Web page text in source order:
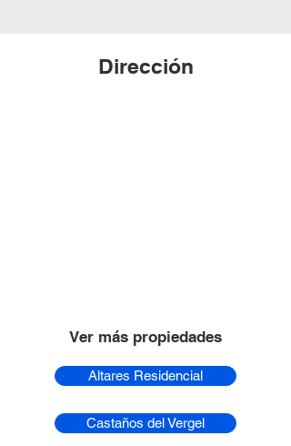
Dirección
Ver más propiedades
Altares Residencial
Castaños del Vergel